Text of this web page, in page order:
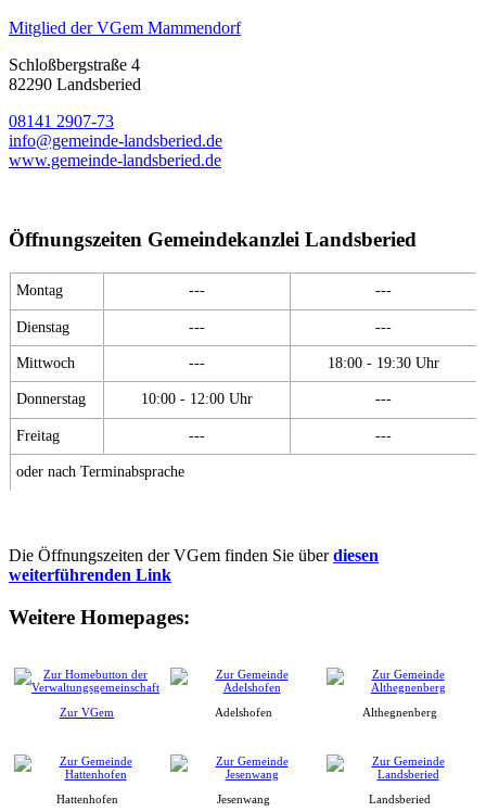
Mitglied der VGem Mammendorf
Schloßbergstraße 4
82290 Landsberied
08141 2907-73
info@gemeinde-landsberied.de
www.gemeinde-landsberied.de
Öffnungszeiten Gemeindekanzlei Landsberied
Montag --- ---
Dienstag --- ---
Mittwoch --- 18:00 - 19:30 Uhr
Donnerstag 10:00 - 12:00 Uhr ---
Freitag --- ---
oder nach Terminabsprache
Die Öffnungszeiten der VGem finden Sie überdiesen
weiterführenden Link
Weitere Homepages:
Zur VGem Adelshofen Althegnenberg
Hattenhofen Jesenwang Landsberied